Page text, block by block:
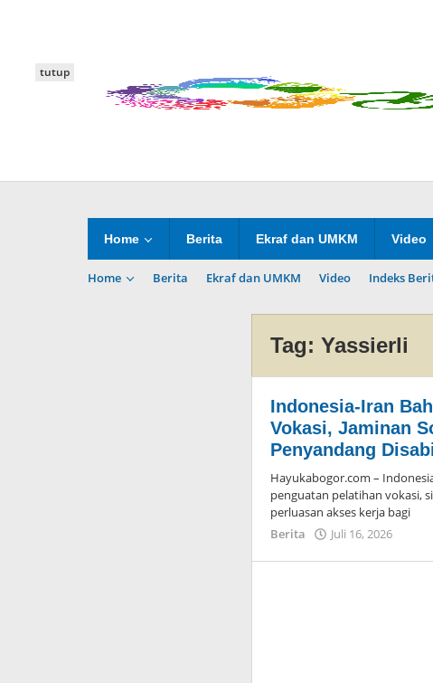
Home Berita Ekraf dan UMKM Video
Home Berita Ekraf dan UMKM Video Indeks
tutup
Tag:Yassierli
Indonesia-Iran
Vokasi, Jaminan
Penyandang
Hayukabogor.com –
penguatan pelatihan vokasi,
perluasan akses kerja bagi
Berita
Juli 16, 2026